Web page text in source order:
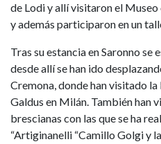
de Lodi y allí visitaron el
y además participaron en un
Tras su estancia en Saronno se
desde allí se han ido
Cremona, donde han visitado la
Galdus en Milán. También han
brescianas con las que se ha
“Artiginanelli “Camillo Golgi y